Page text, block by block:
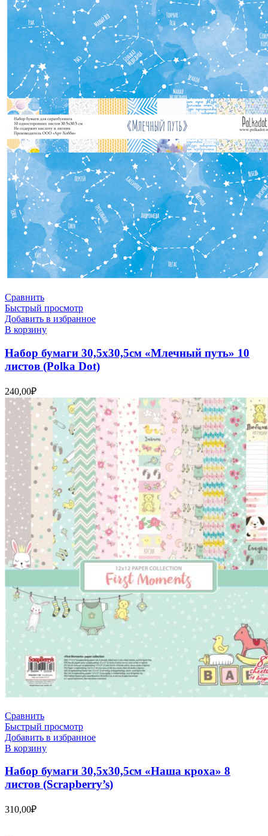
Сравнить
Быстрый просмотр
Добавить в избранное
В корзину
Набор бумаги 30,5х30,5см «Млечный путь» 10
листов (Polka Dot)
240,00₽
Сравнить
Быстрый просмотр
Добавить в избранное
В корзину
Набор бумаги 30,5х30,5см «Наша кроха» 8
листов (Scrapberry’s)
310,00₽